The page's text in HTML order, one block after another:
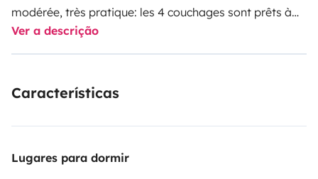
modérée, très pratique: les 4 couchages sont prêts à
être utilisés. Peut se garer sur un parking quasi normal.
Intégral Stationné dans l'axe Paris/Lyon En
samedi 15h au samedi 12h
Ver a descrição
Características
Lugares para dormir